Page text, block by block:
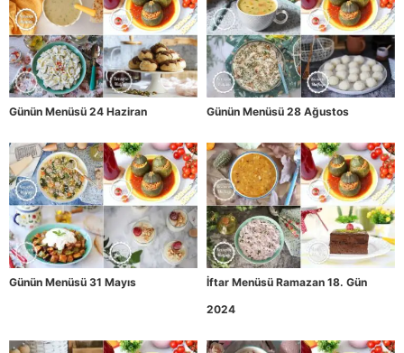
Günün Menüsü 24 Haziran Günün Menüsü 28 Ağustos
Günün Menüsü 31 Mayıs
İftar Menüsü Ramazan 18. Gün
2024